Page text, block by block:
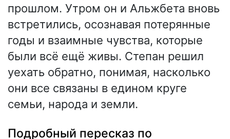
прошлом. Утром он и Альжбета вновь
встретились, осознавая потерянные
годы и взаимные чувства, которые
были всё ещё живы. Степан решил
уехать обратно, понимая, насколько
они все связаны в едином круге
семьи, народа и земли.
Подробный пересказ по